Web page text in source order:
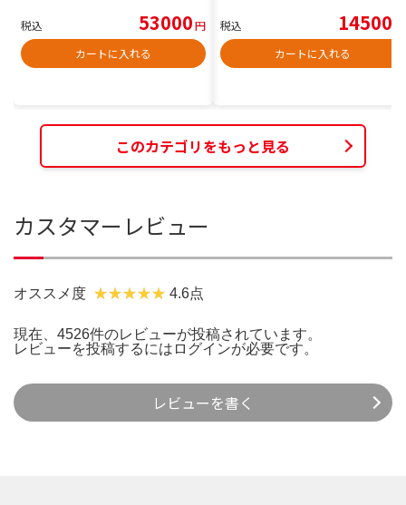
税込 53000円
カートに入れる
税込 14500
カートに入れる
このカテゴリをもっと見る
カスタマーレビュー
オススメ度 4.6点
現在、4526件のレビューが投稿されています。
レビューを投稿するには ログインが必要です。
レビューを書く